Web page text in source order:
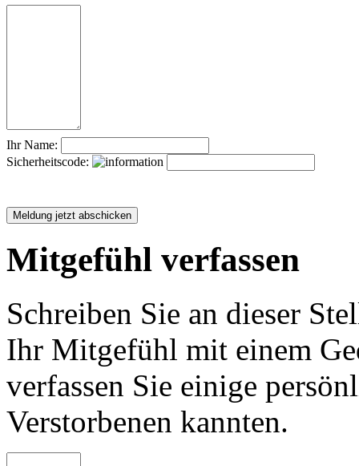
Ihr Name:
Sicherheitscode:
Mitgefühl verfassen
Schreiben Sie an dieser
Ihr Mitgefühl mit einem
verfassen Sie einige
Verstorbenen kannten.